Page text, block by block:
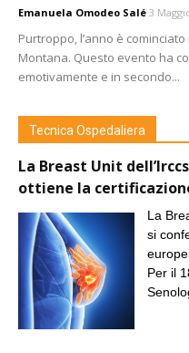
Emanuela Omodeo Salé 3
Purtroppo, l’anno è
Montana. Questo evento ha
emotivamente e in secondo...
Tecnica Ospedaliera
La Breast Unit
ottiene la
La
si
Per il